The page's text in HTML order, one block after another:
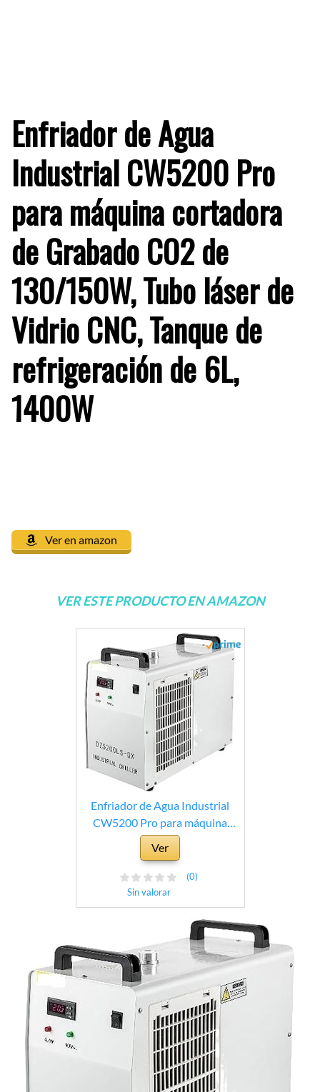
Enfriador de Agua
Industrial CW5200 Pro
para máquina cortadora
de Grabado CO2 de
130/150W, Tubo láser de
Vidrio CNC, Tanque de
refrigeración de 6L,
1400W
Ver en amazon
VER ESTE PRODUCTO EN AMAZON
Enfriador de Agua Industrial
CW5200 Pro para máquina
cortadora de Grabado CO2 de
130/150W, Tubo láser de Vidrio
CNC, Tanque de refrigeración de
6L, 1400W
Ver
Sin valorar
(0)